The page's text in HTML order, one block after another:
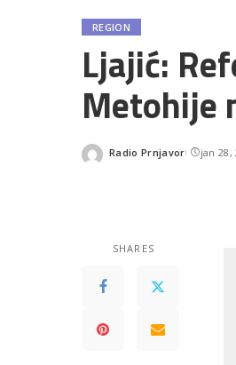
REGION
Ljajić:
Metohije
Posted
Radio Prnjavor jan 28,
SHARES